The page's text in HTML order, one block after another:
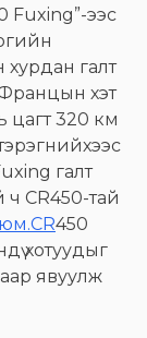
Fuxing”-ээс
галт
хэт
цагт 320 км
галт
ч CR450-тай
юм.CR450
хотуудыг
явуулж